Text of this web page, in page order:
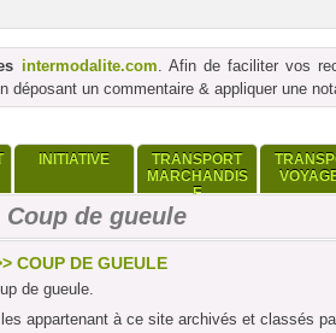
intermodalite.com. Afin de faciliter vos
déposant un commentaire & appliquer une
INITIATIVE
TRANSPORT
MARCHANDIS
E
Coup de gueule
COUP DE GUEULE
de gueule.
appartenant à ce site archivés et classés